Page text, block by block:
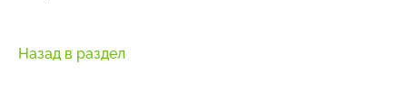
Назад в раздел